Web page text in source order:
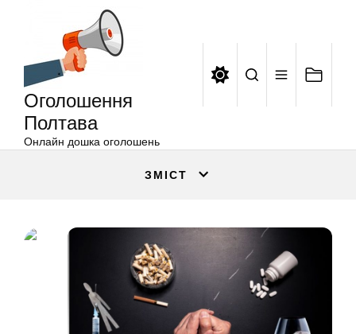
Оголошення
Полтава
Онлайн дошка оголошень
ЗМІСТ